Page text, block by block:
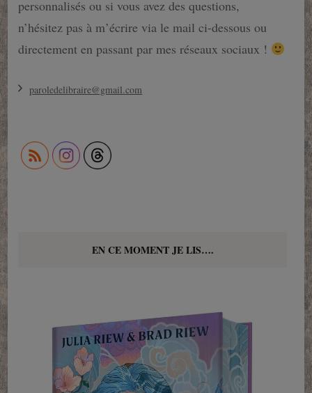
personnalisés ou si vous avez des questions,
n’hésitez pas à m’écrire via le mail ci-dessous ou
directement en passant par mes réseaux sociaux !
paroledelibraire@gmail.com
EN CE MOMENT JE LIS….